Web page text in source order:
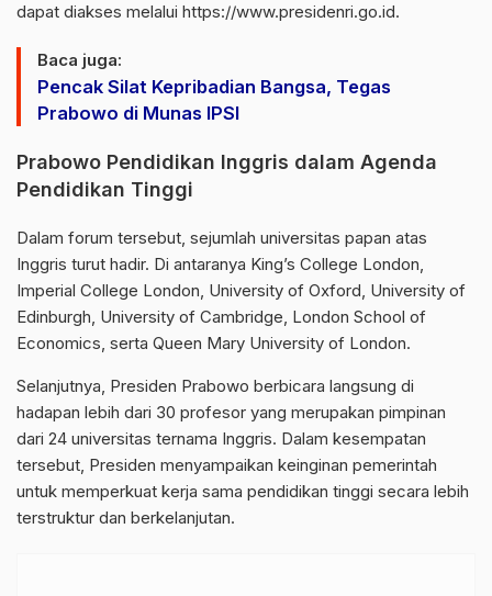
dapat diakses melalui https://www.presidenri.go.id.
Baca juga:
Pencak Silat Kepribadian Bangsa, Tegas
Prabowo di Munas IPSI
Prabowo Pendidikan Inggris dalam Agenda
Pendidikan Tinggi
Dalam forum tersebut, sejumlah universitas papan atas
Inggris turut hadir. Di antaranya King’s College London,
Imperial College London, University of Oxford, University of
Edinburgh, University of Cambridge, London School of
Economics, serta Queen Mary University of London.
Selanjutnya, Presiden Prabowo berbicara langsung di
hadapan lebih dari 30 profesor yang merupakan pimpinan
dari 24 universitas ternama Inggris. Dalam kesempatan
tersebut, Presiden menyampaikan keinginan pemerintah
untuk memperkuat kerja sama pendidikan tinggi secara lebih
terstruktur dan berkelanjutan.